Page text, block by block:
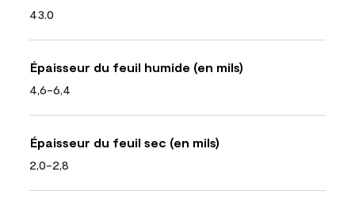
43.0
Épaisseur du feuil humide (en mils)
4,6-6,4
Épaisseur du feuil sec (en mils)
2,0-2,8